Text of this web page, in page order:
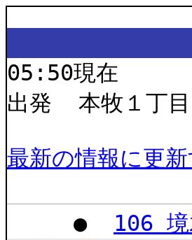
05:50現在
出発 本牧１丁目
最新の情報に更新
● 106